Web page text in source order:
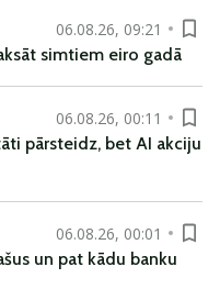
06.08.26, 09:21
simtiem eiro gadā
06.08.26, 00:11
pārsteidz, bet AI akciju
06.08.26, 00:01
un pat kādu banku